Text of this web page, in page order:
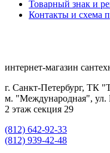
Товарный знак и
Контакты и схема
интернет-магазин
г. Санкт-Петербург, ТК
м. "Международная", ул.
2 этаж секция 29
(812) 642-92-33
(812) 939-42-48